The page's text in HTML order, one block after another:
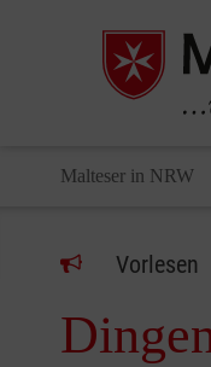
Malteser in NRW
Vorlesen